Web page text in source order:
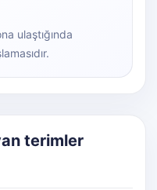
ulaştığında
terimler